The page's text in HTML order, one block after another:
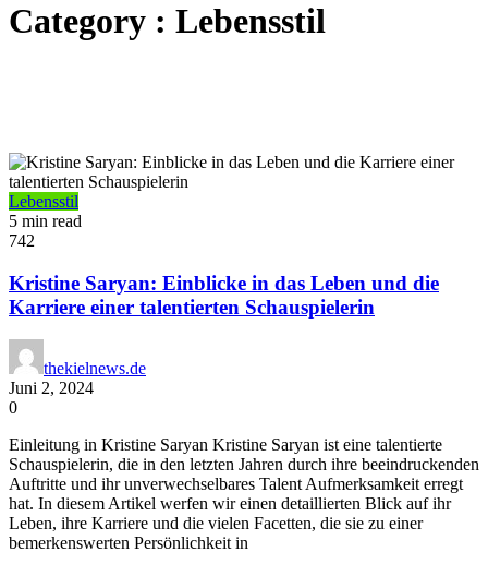
Category : Lebensstil
Lebensstil
5 min read
742
Kristine Saryan: Einblicke in das Leben und die
Karriere einer talentierten Schauspielerin
thekielnews.de
Juni 2, 2024
0
Einleitung in Kristine Saryan Kristine Saryan ist eine talentierte
Schauspielerin, die in den letzten Jahren durch ihre beeindruckenden
Auftritte und ihr unverwechselbares Talent Aufmerksamkeit erregt
hat. In diesem Artikel werfen wir einen detaillierten Blick auf ihr
Leben, ihre Karriere und die vielen Facetten, die sie zu einer
bemerkenswerten Persönlichkeit in